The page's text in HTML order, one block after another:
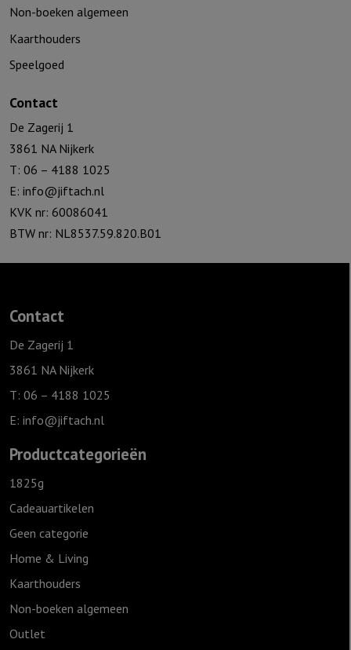
Non-boeken algemeen
Kaarthouders
Speelgoed
Contact
De Zagerij 1
3861 NA Nijkerk
T: 06 – 4188 1025
E: info@jiftach.nl
KVK nr: 60086041
BTW nr: NL8537.59.820.B01
Contact
De Zagerij 1
3861 NA Nijkerk
T: 06 – 4188 1025
E: info@jiftach.nl
Productcategorieën
1825g
Cadeauartikelen
Geen categorie
Home & Living
Kaarthouders
Non-boeken algemeen
Outlet